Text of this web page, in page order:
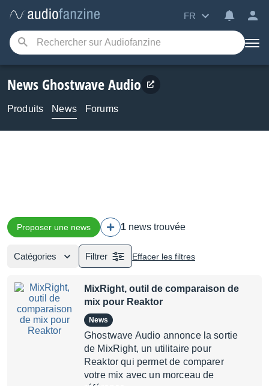
FR
News Ghostwave Audio
Produits News Forums
Proposer une news 1 news trouvée
Catégories Filtrer Effacer les filtres
MixRight, outil de comparaison de
mix pour Reaktor
News
Ghostwave Audio annonce la sortie
de MixRight, un utilitaire pour
Reaktor qui permet de comparer
votre mix avec un morceau de